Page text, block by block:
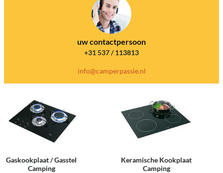
uw contactpersoon
+31 537 / 113813
info@camperpassie.nl
Gaskookplaat / Gasstel
Camping
Keramische Kookplaat
Camping